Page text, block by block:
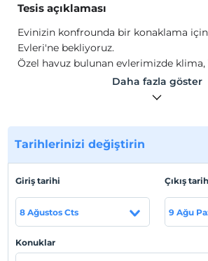
Tesis açıklaması
Evinizin konfrounda bir konaklama
Evleri'ne bekliyoruz.
Özel havuz bulunan evlerimizde klima,
mutfak gereçleri, kahve makinesi,
makinesi gibi evinizin konforunu
Haritada
Daha fazla göster
Tarihlerinizi değiştirin
Giriş tarihi
8 Ağustos Cts
Çıkış
9 Ağu
Konuklar